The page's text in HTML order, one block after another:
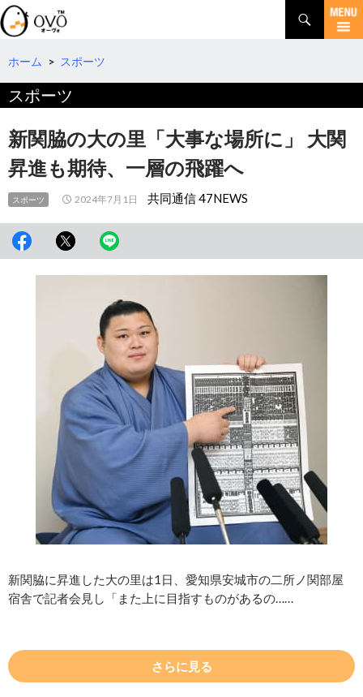
検
索
コ
テ
へ
移
動
ホーム > スポーツ
スポーツ
新関脇の大の里「大事な場所に」 大関
昇進も期待、一層の飛躍へ
スポーツ 2024年7月1日 共同通信 47NEWS
新関脇に昇進した大の里は1日、愛知県安城市の二所ノ関部屋
宿舎で記者会見し「また上に目指すものがあるの……
さらに見る